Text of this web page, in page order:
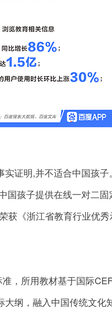
证明,并不适合中国孩子
国孩子提供在线一对二固
获《浙江省教育行业优
，所用教材基于国际
纲，融入中国传统文化